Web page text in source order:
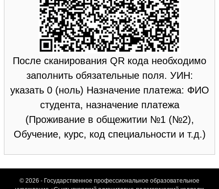
После сканирования QR кода необходимо
заполнить обязательные поля. УИН:
указать 0 (ноль) Назначение платежа: ФИО
студента, назначение платежа
(Проживание в общежитии №1 (№2),
Обучение, курс, код специальности и т.д.)
© 2026 - Государственное профессиональное образовательное